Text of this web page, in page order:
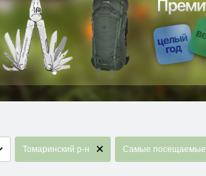
Томаринский р-н Самые посещаемые